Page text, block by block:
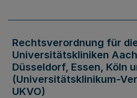
Rechtsverordnung für
Universitätskliniken
Düsseldorf, Essen, Köln
(Universitätsklinikum-
UKVO)